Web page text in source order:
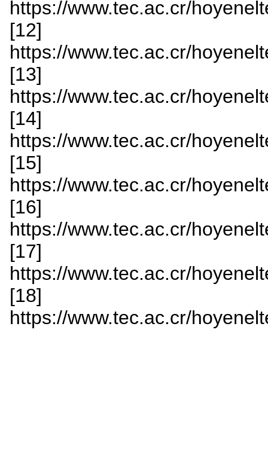
https://www.tec.ac.cr/
[12]
https://www.tec.ac.cr/
[13]
https://www.tec.ac.cr/
[14]
https://www.tec.ac.cr/
[15]
https://www.tec.ac.cr/
[16]
https://www.tec.ac.cr/
[17]
https://www.tec.ac.cr/
[18]
https://www.tec.ac.cr/